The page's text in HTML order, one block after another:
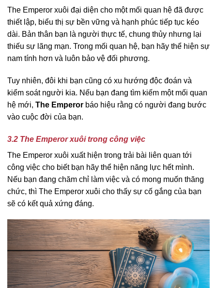
The Emperor xuôi đại diện cho một mối quan hệ đã được
thiết lập, biểu thị sự bền vững và hạnh phúc tiếp tục kéo
dài. Bản thân bạn là người thực tế, chung thủy nhưng lại
thiếu sự lãng mạn. Trong mối quan hệ, bạn hãy thể hiện sự
nam tính hơn và luôn bảo vệ đối phương.
Tuy nhiên, đôi khi bạn cũng có xu hướng độc đoán và
kiểm soát người kia. Nếu bạn đang tìm kiếm một mối quan
hệ mới, The Emperor báo hiệu rằng có người đang bước
vào cuộc đời của bạn.
3.2 The Emperor xuôi trong công việc
The Emperor xuôi xuất hiện trong trải bài liên quan tới
công việc cho biết bạn hãy thể hiện năng lực hết mình.
Nếu bạn đang chăm chỉ làm việc và có mong muốn thăng
chức, thì The Emperor xuôi cho thấy sự cố gắng của bạn
sẽ có kết quả xứng đáng.